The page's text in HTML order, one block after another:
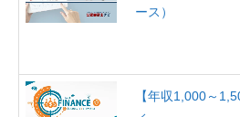
ース）
【年収1,000～